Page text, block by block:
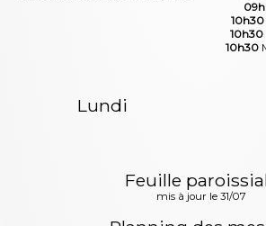
09h
10h30
10h30
10h30
Lundi
Feuille
mis à jour le 31/07